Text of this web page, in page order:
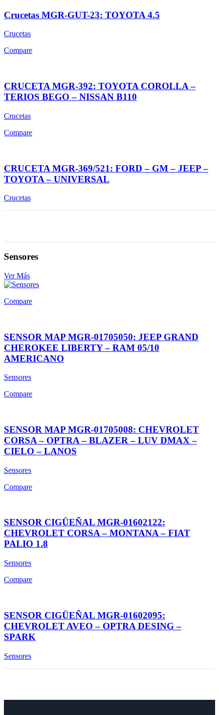
Crucetas MGR-GUT-23: TOYOTA 4.5
Crucetas
Compare
CRUCETA MGR-392: TOYOTA COROLLA –
TERIOS BEGO – NISSAN B110
Crucetas
Compare
CRUCETA MGR-369/521: FORD – GM – JEEP –
TOYOTA – UNIVERSAL
Crucetas
Sensores
Ver Más
Compare
SENSOR MAP MGR-01705050: JEEP GRAND
CHEROKEE LIBERTY – RAM 05/10
AMERICANO
Sensores
Compare
SENSOR MAP MGR-01705008: CHEVROLET
CORSA – OPTRA – BLAZER – LUV DMAX –
CIELO – LANOS
Sensores
Compare
SENSOR CIGÜEÑAL MGR-01602122:
CHEVROLET CORSA – MONTANA – FIAT
PALIO 1.8
Sensores
Compare
SENSOR CIGÜEÑAL MGR-01602095:
CHEVROLET AVEO – OPTRA DESING –
SPARK
Sensores